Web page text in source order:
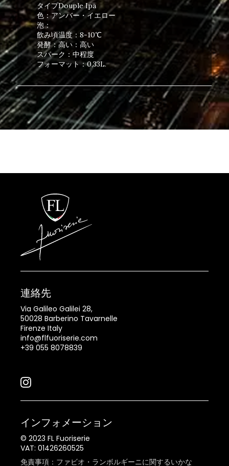
タイプDouple Ipa
色：アンバー・イエロー
泡：
飲み頃温度：8-10℃
発酵：高い：高い
スパーク：中程度
フォーマット：0,33L.
連絡先
Via Galileo Galilei 28,
50028 Barberino Tavarnelle
Firenze Italy
info@flfuoriserie.com
+39 055 8078839
インフォメーション
© 2023 FL Fuoriserie
VAT: 01426260525
免責事項：ファビオ・ランボルギーニに関するいかな